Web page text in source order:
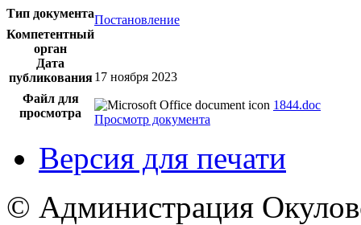
Тип документаПостановление
Компетентный
орган
Дата
публикования 17 ноября 2023
Файл для
просмотра
1844.doc
Просмотр документа
Версия для печати
© Администрация